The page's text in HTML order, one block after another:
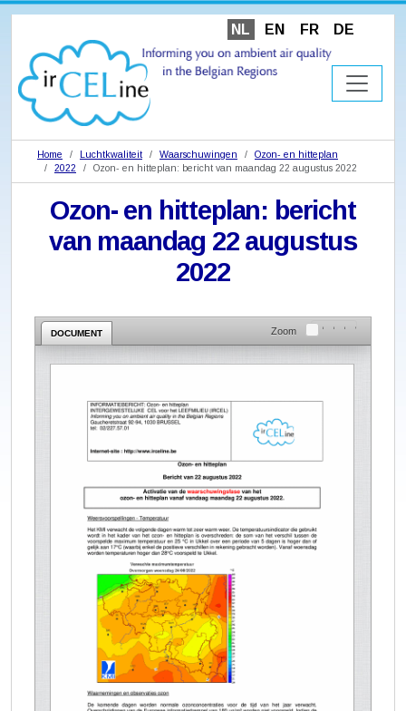
NL EN FR DE
Home Luchtkwaliteit Waarschuwingen
Ozon- en hitteplan
2022
Ozon- en hitteplan: bericht van maandag 22 augustus 2022
Ozon- en hitteplan: bericht
van maandag 22 augustus
2022
DOCUMENT Zoom